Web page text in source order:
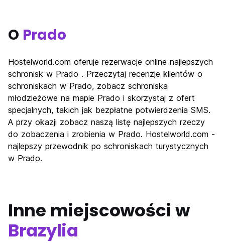
O Prado
Hostelworld.com oferuje rezerwacje online najlepszych
schronisk w Prado . Przeczytaj recenzje klientów o
schroniskach w Prado, zobacz schroniska
młodzieżowe na mapie Prado i skorzystaj z ofert
specjalnych, takich jak bezpłatne potwierdzenia SMS.
A przy okazji zobacz naszą listę najlepszych rzeczy
do zobaczenia i zrobienia w Prado. Hostelworld.com -
najlepszy przewodnik po schroniskach turystycznych
w Prado.
Inne miejscowości w
Brazylia